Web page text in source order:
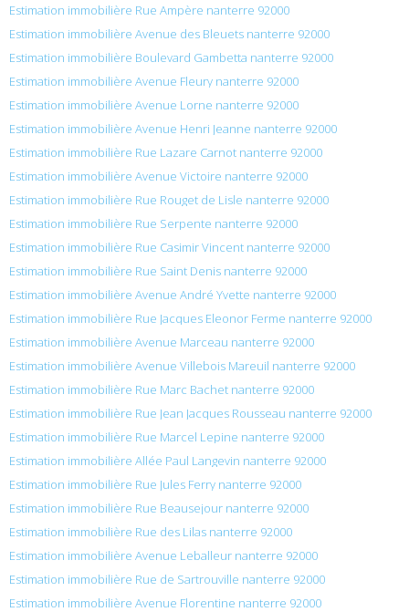
Estimation immobilière Rue Ampère nanterre 92000
Estimation immobilière Avenue des Bleuets nanterre 92000
Estimation immobilière Boulevard Gambetta nanterre 92000
Estimation immobilière Avenue Fleury nanterre 92000
Estimation immobilière Avenue Lorne nanterre 92000
Estimation immobilière Avenue Henri Jeanne nanterre 92000
Estimation immobilière Rue Lazare Carnot nanterre 92000
Estimation immobilière Avenue Victoire nanterre 92000
Estimation immobilière Rue Rouget de Lisle nanterre 92000
Estimation immobilière Rue Serpente nanterre 92000
Estimation immobilière Rue Casimir Vincent nanterre 92000
Estimation immobilière Rue Saint Denis nanterre 92000
Estimation immobilière Avenue André Yvette nanterre 92000
Estimation immobilière Rue Jacques Eleonor Ferme nanterre 92000
Estimation immobilière Avenue Marceau nanterre 92000
Estimation immobilière Avenue Villebois Mareuil nanterre 92000
Estimation immobilière Rue Marc Bachet nanterre 92000
Estimation immobilière Rue Jean Jacques Rousseau nanterre 92000
Estimation immobilière Rue Marcel Lepine nanterre 92000
Estimation immobilière Allée Paul Langevin nanterre 92000
Estimation immobilière Rue Jules Ferry nanterre 92000
Estimation immobilière Rue Beausejour nanterre 92000
Estimation immobilière Rue des Lilas nanterre 92000
Estimation immobilière Avenue Leballeur nanterre 92000
Estimation immobilière Rue de Sartrouville nanterre 92000
Estimation immobilière Avenue Florentine nanterre 92000